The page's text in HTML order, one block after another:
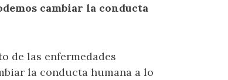
cambiar la conducta
de las enfermedades
la conducta humana a lo